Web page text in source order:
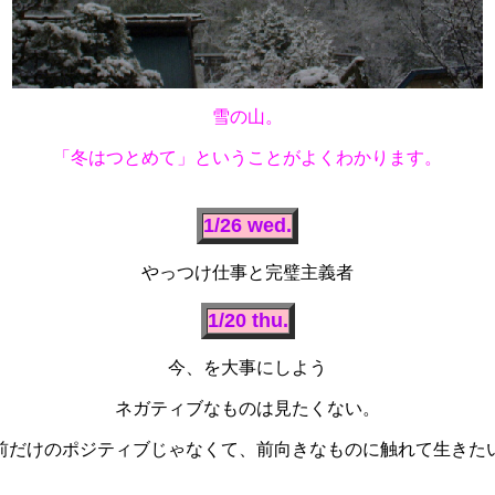
雪の山。
「冬はつとめて」ということがよくわかります。
1/26 wed.
やっつけ仕事と完璧主義者
1/20 thu.
今、を大事にしよう
ネガティブなものは見たくない。
だけのポジティブじゃなくて、前向きなものに触れて生きた